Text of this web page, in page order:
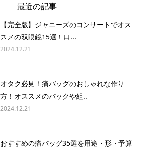
最近の記事
【完全版】ジャニーズのコンサートでオス
スメの双眼鏡15選！口...
2024.12.21
オタク必見！痛バッグのおしゃれな作り
方！オススメのバックや組...
2024.12.21
おすすめの痛バッグ35選を用途・形・予算